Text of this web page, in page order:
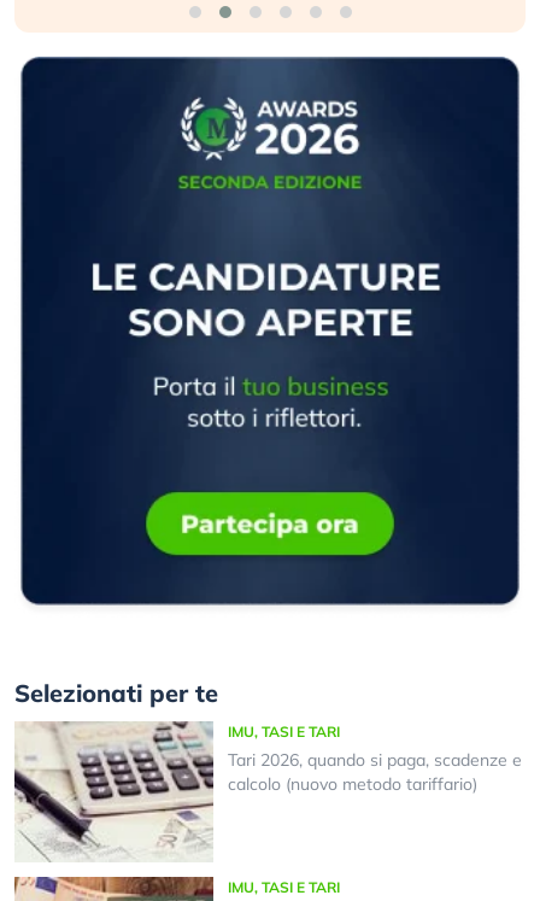
Selezionati per te
IMU, TASI E TARI
Tari 2026, quando si paga, scadenze e
calcolo (nuovo metodo tariffario)
IMU, TASI E TARI